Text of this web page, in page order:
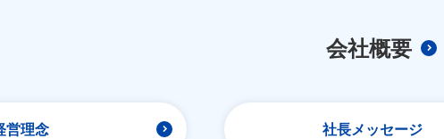
会社概要
営理念 社長メッセージ